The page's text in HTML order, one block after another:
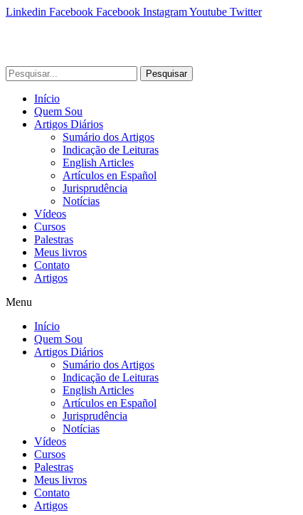
Linkedin Facebook Facebook InstagramYoutube Twitter
Pesquisar
Início
Quem Sou
Artigos Diários
Sumário dos Artigos
Indicação de Leituras
English Articles
Artículos en Español
Jurisprudência
Notícias
Vídeos
Cursos
Palestras
Meus livros
Contato
Artigos
Menu
Início
Quem Sou
Artigos Diários
Sumário dos Artigos
Indicação de Leituras
English Articles
Artículos en Español
Jurisprudência
Notícias
Vídeos
Cursos
Palestras
Meus livros
Contato
Artigos